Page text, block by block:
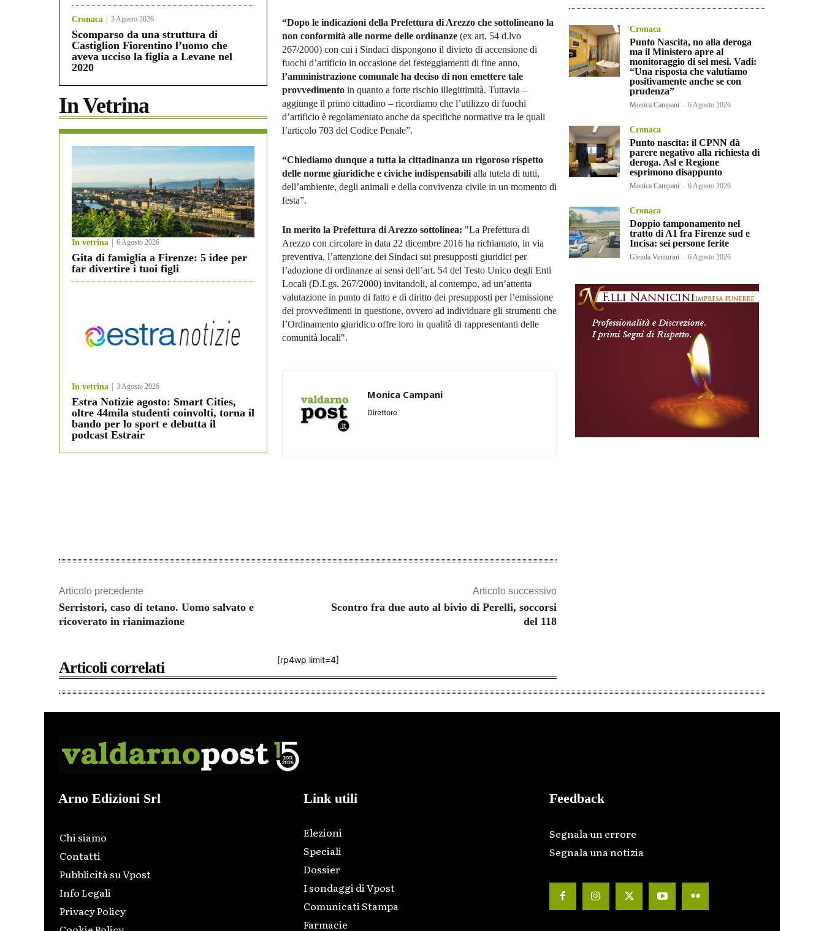
Cronaca 3 Agosto 2026
Scomparso da una struttura di
Castiglion Fiorentino l’uomo che
aveva ucciso la figlia a Levane nel
2020
In Vetrina
In vetrina 6 Agosto 2026
Gita di famiglia a Firenze: 5 idee per
far divertire i tuoi figli
In vetrina 3 Agosto 2026
Estra Notizie agosto: Smart Cities,
oltre 44mila studenti coinvolti, torna il
bando per lo sport e debutta il
podcast Estrair
“Dopo le indicazioni della Prefettura di Arezzo che sottolineano la
non conformità alle norme delle ordinanze (ex art. 54 d.lvo
267/2000) con cui i Sindaci dispongono il divieto di accensione di
fuochi d’artificio in occasione dei festeggiamenti di fine anno,
l’amministrazione comunale ha deciso di non emettere tale
provvedimento in quanto a forte rischio illegittimità. Tuttavia –
aggiunge il primo cittadino – ricordiamo che l’utilizzo di fuochi
d’artificio è regolamentato anche da specifiche normative tra le quali
l’articolo 703 del Codice Penale”.
“Chiediamo dunque a tutta la cittadinanza un rigoroso rispetto
delle norme giuridiche e civiche indispensabili alla tutela di tutti,
dell’ambiente, degli animali e della convivenza civile in un momento di
festa”.
In merito la Prefettura di Arezzo sottolinea: "La Prefettura di
Arezzo con circolare in data 22 dicembre 2016 ha richiamato, in via
preventiva, l’attenzione dei Sindaci sui presupposti giuridici per
l’adozione di ordinanze ai sensi dell’art. 54 del Testo Unico degli Enti
Locali (D.Lgs. 267/2000) invitandoli, al contempo, ad un’attenta
valutazione in punto di fatto e di diritto dei presupposti per l’emissione
dei provvedimenti in questione, ovvero ad individuare gli strumenti che
l’Ordinamento giuridico offre loro in qualità di rappresentanti delle
comunità locali".
Monica Campani
Direttore
Articolo precedente
Serristori, caso di tetano. Uomo salvato e
ricoverato in rianimazione
Articolo successivo
Scontro fra due auto al bivio di Perelli, soccorsi
del 118
[rp4wp limit=4]
Articoli correlati
Cronaca
Punto Nascita, no alla deroga
ma il Ministero apre al
monitoraggio di sei mesi. Vadi:
“Una risposta che valutiamo
positivamente anche se con
prudenza”
Monica Campani - 6 Agosto 2026
Cronaca
Punto nascita: il CPNN dà
parere negativo alla richiesta di
deroga. Asl e Regione
esprimono disappunto
Monica Campani - 6 Agosto 2026
Cronaca
Doppio tamponamento nel
tratto di A1 fra Firenze sud e
Incisa: sei persone ferite
Glenda Venturini - 6 Agosto 2026
Arno Edizioni Srl
Chi siamo
Contatti
Pubblicità su Vpost
Info Legali
Privacy Policy
Link utili
Elezioni
Speciali
Dossier
I sondaggi di Vpost
Comunicati Stampa
Farmacie
Feedback
Segnala un errore
Segnala una notizia